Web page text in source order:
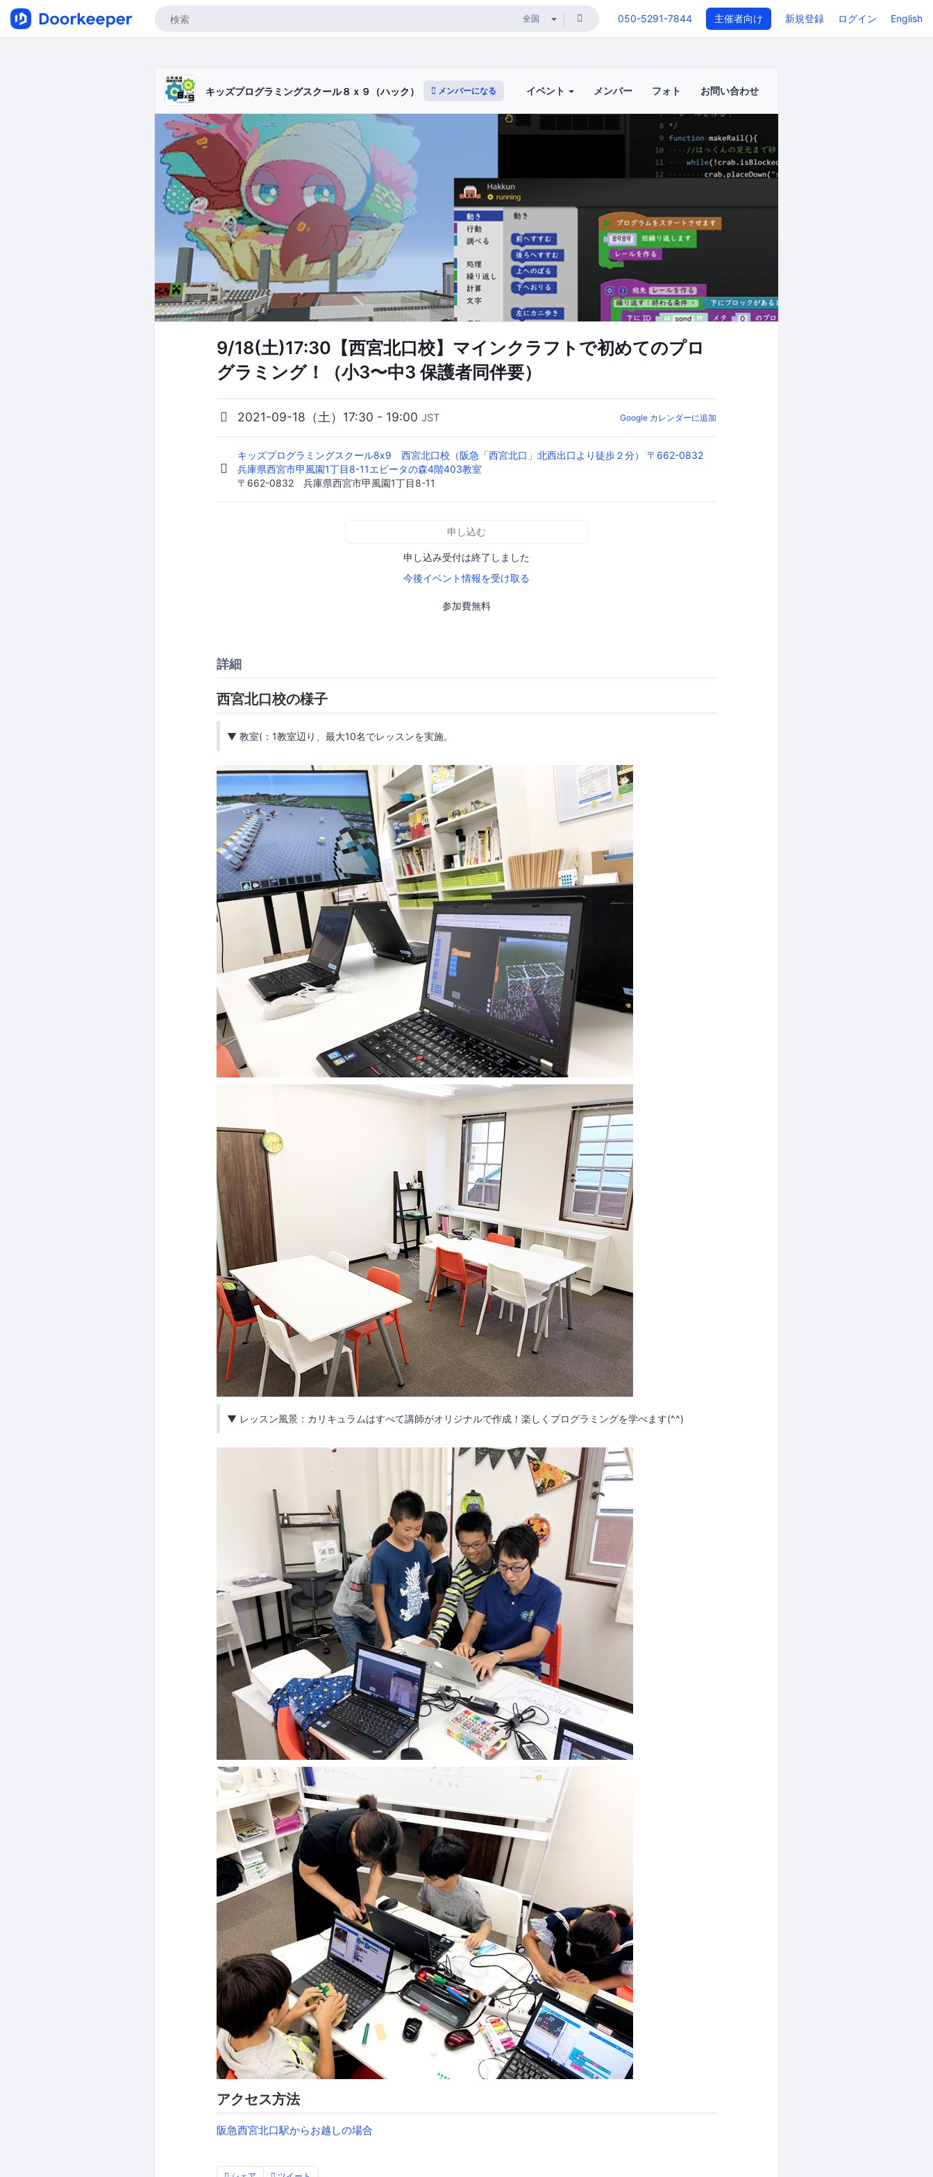
050-5291-7844 主催者向け 新規登録 ログイン English
キッズプログラミングスクール８ｘ９（ハック）体験レッスン
メンバーになる イベント メンバー フォト お問い合わせ
9/18(土)17:30【西宮北口校】マインクラフトで初めてのプロ
グラミング！（小3〜中3 保護者同伴要）
2021-09-18（土）17:30 - 19:00 JST Google カレンダーに追加
キッズプログラミングスクール8x9 西宮北口校（阪急「西宮北口」北西出口より徒歩２分） 〒662-0832
兵庫県西宮市甲風園1丁目8-11エビータの森4階403教室
〒662-0832 兵庫県西宮市甲風園1丁目8-11
申し込む
申し込み受付は終了しました
今後イベント情報を受け取る
参加費無料
詳細
西宮北口校の様子
▼ 教室(：1教室辺り、最大10名でレッスンを実施。
▼ レッスン風景：カリキュラムはすべて講師がオリジナルで作成！楽しくプログラミングを学べます(^^)
アクセス方法
阪急西宮北口駅からお越しの場合